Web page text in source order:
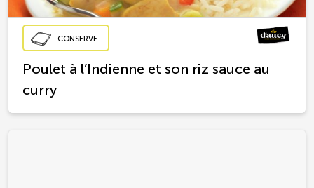
CONSERVE
Poulet à l’Indienne et son riz sauce au
curry